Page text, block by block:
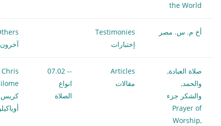
the World
أخ م. س. مصر
Testimonies
إختبارات
آخرون
صلاة العبادة,
والحمد,
والشكر جزء
Prayer of
Worship,
Articles
مقالات
-- 07.02
انواع
الصلاة
Chris
كريس